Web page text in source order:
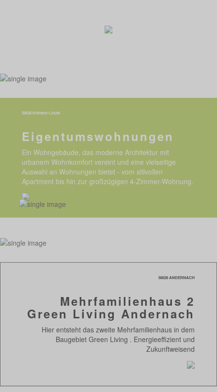
56626 Koblenz-Lützel
Eigentumswohnungen
Ein Wohngebäude, das moderne Architektur mit
urbanem Wohnkomfort vereint und eine vielseitige
Auswahl an Wohnungen bietet - vom stilvollen
Apartment bis hin zur großzügigen 4-Zimmer-Wohnung.
56626 ANDERNACH
Mehrfamilienhaus 2
Green Living Andernach
Hier entsteht das zweite Mehrfamilienhaus in dem
Baugebiet Green Living . Energieeffizient und
Zukunftweisend